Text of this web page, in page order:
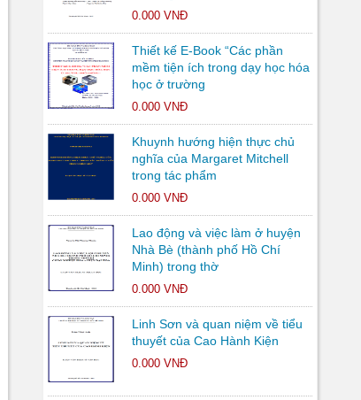
0.000 VNĐ
Thiết kế E-Book “Các phần
mềm tiện ích trong dạy học hóa
học ở trường
0.000 VNĐ
Khuynh hướng hiện thực chủ
nghĩa của Margaret Mitchell
trong tác phẩm
0.000 VNĐ
Lao động và việc làm ở huyện
Nhà Bè (thành phố Hồ Chí
Minh) trong thờ
0.000 VNĐ
Linh Sơn và quan niệm về tiểu
thuyết của Cao Hành Kiện
0.000 VNĐ